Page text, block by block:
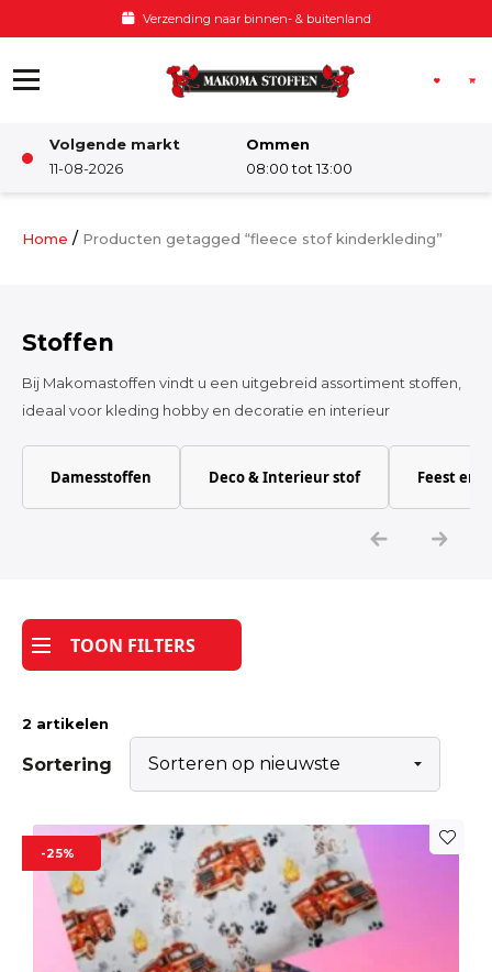
Voor 12:00 besteld, zelfde dag verzonden
Volgende markt
11-08-2026
Ommen
08:00 tot 13:00
Damesstoffen
Katoen
Tijdpakker stof
Home / Producten getagged “fleece stof kinderkleding”
Stoffen
Bij Makomastoffen vindt u een uitgebreid assortiment stoffen,
ideaal voor kleding hobby en decoratie en interieur
Damesstoffen Deco & Interieur stof Feest en
TOON FILTERS
2 artikelen
Sortering
-25%
Dit
product
heeft
meerdere
variaties.